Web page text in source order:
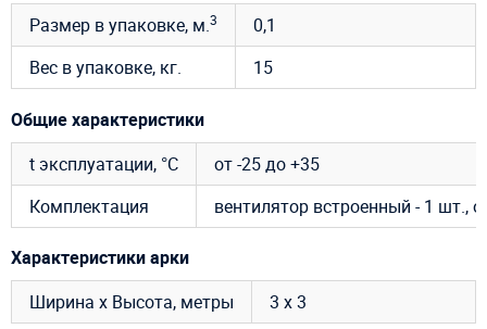
Размер в упаковке, м.3
0,1
Вес в упаковке, кг.
15
Общие характеристики
t эксплуатации, °C
от -25 до +35
Комплектация
вентилятор встроенный - 1 шт.,
Характеристики арки
Ширина х Высота, метры
3 х 3